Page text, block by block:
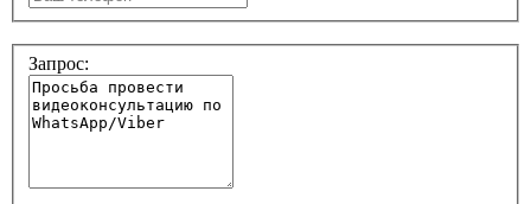
Запрос: